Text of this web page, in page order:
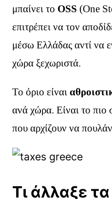
μπαίνει το OSS (One
επιτρέπει να τον
μέσω Ελλάδας αντί να
χώρα ξεχωριστά.
Το όριο είναι
ανά χώρα. Είναι το πιο
που αρχίζουν να
Τι άλλαξε